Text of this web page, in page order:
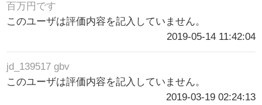
百万円です
このユーザは評価内容を記入していません。
2019-05-14 11:42:04
jd_139517 gbv
このユーザは評価内容を記入していません。
2019-03-19 02:24:13